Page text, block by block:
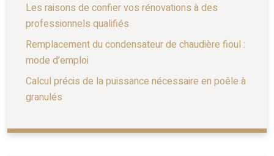
Les raisons de confier vos rénovations à des
professionnels qualifiés
Remplacement du condensateur de chaudière fioul :
mode d’emploi
Calcul précis de la puissance nécessaire en poêle à
granulés